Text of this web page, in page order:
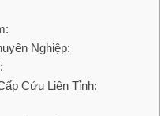
Nghiệp:
Cứu Liên Tỉnh: